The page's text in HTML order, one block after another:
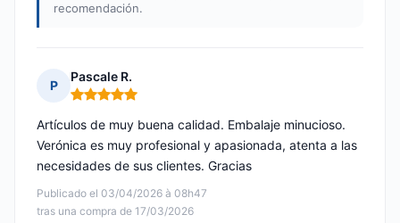
recomendación.
P
Pascale R.
Nota: 5 de 5
Publicado el 03/04/2026 à 08h47
tras una compra de 17/03/2026
Artículos de muy buena calidad. Embalaje minucioso.
Verónica es muy profesional y apasionada, atenta a las
necesidades de sus clientes. Gracias